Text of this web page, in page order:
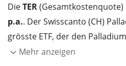
DieTER(Gesamtkostenquote)
p.a.. Der Swisscanto (CH)
grösste ETF, der den
Der Swisscanto (CH) Palladium
Mehr anzeigen